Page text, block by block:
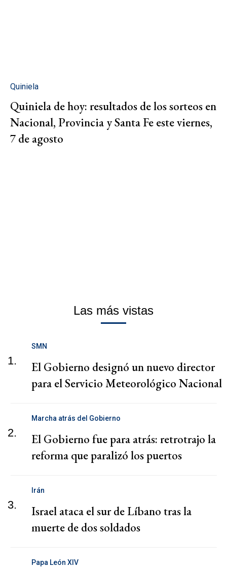
Quiniela
Quiniela de hoy: resultados de los sorteos en
Nacional, Provincia y Santa Fe este viernes,
7 de agosto
Las más vistas
1.
SMN
El Gobierno designó un nuevo director
para el Servicio Meteorológico Nacional
2.
Marcha atrás del Gobierno
El Gobierno fue para atrás: retrotrajo la
reforma que paralizó los puertos
3.
Irán
Israel ataca el sur de Líbano tras la
muerte de dos soldados
Papa León XIV